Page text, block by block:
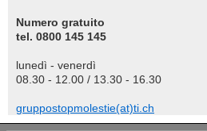
Numero gratuito
tel. 0800 145 145
lunedì - venerdì
08.30 - 12.00 / 13.30 - 16.30
gruppostopmolestie(at)ti.ch